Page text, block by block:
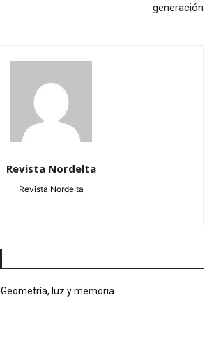
generación
Revista Nordelta
Revista Nordelta
Geometría, luz y memoria